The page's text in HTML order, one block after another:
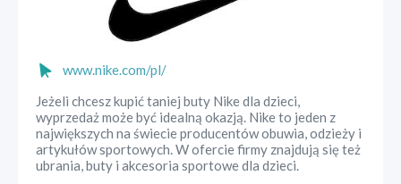
www.nike.com/pl/
Jeżeli chcesz kupić taniej buty Nike dla dzieci,
wyprzedaż może być idealną okazją. Nike to jeden z
największych na świecie producentów obuwia, odzieży i
artykułów sportowych. W ofercie firmy znajdują się też
ubrania, buty i akcesoria sportowe dla dzieci.